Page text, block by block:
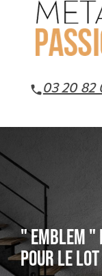
03 20 82
" EMBLEM "
POUR LE
Panneau de gestion